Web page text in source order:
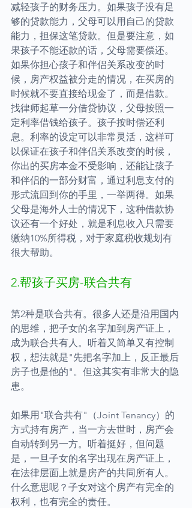
减轻孩子的财务压力。如果孩子没有足
够的贷款能力，父母可以用自己的贷款
能力，担保这笔贷款。但是要注意，如
果孩子不能还款的话，父母需要偿还。
如果你担心孩子和伴侣关系改变的时
候，房产权益被分走的情况，在买房的
时候就不要直接给现金了，而是借款。
找律师起草一分借贷协议，父母按照一
定利率借钱给孩子。孩子按时偿还利
息。利率的设定可以非常灵活，这样可
以保证在孩子和伴侣关系改变的时候，
你出的买房本金不受影响，还能让孩子
和伴侣的一部分财富，通过利息支付的
形式流回到你的手里，一举两得。如果
父母是海外人士的情况下，这种借款协
议还有一个好处，就是利息收入只需要
缴纳10%所得税，对于家庭税收规划有
很大帮助。
2.帮孩子买房-联合共有
第2种是联合共有。很多人还是沿用国内
的思维，把子女的名字加到房产证上，
成为联合共有人。听着又简单又有控制
权，想法就是"先把名字加上，反正最后
房子也是他的"。但这其实有非常大的隐
患。
如果用"联合共有"（Joint Tenancy）的
方式持有房产，当一方去世时，房产会
自动转到另一方。听着挺好，但问题
是，一旦子女的名字出现在房产证上，
在法律层面上就是房产的共同所有人。
什么意思呢？子女对这个房产有完全的
权利，也有完全的责任。